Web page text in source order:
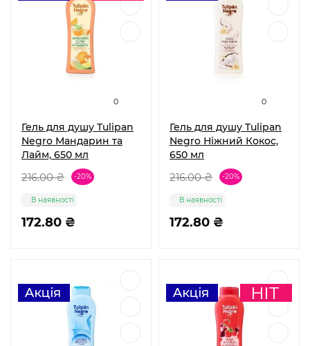
0
Гель для душу Tulipan
Negro Мандарин та
Лайм, 650 мл
216.00 ₴ -20%
172.80 ₴
В наявності
0
Гель для душу Tulipan
Negro Ніжний Кокос,
650 мл
216.00 ₴ -20%
172.80 ₴
В наявності